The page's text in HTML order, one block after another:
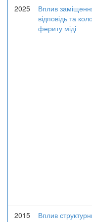
2025
Вплив
відповідь та
фериту міді
2015
Вплив